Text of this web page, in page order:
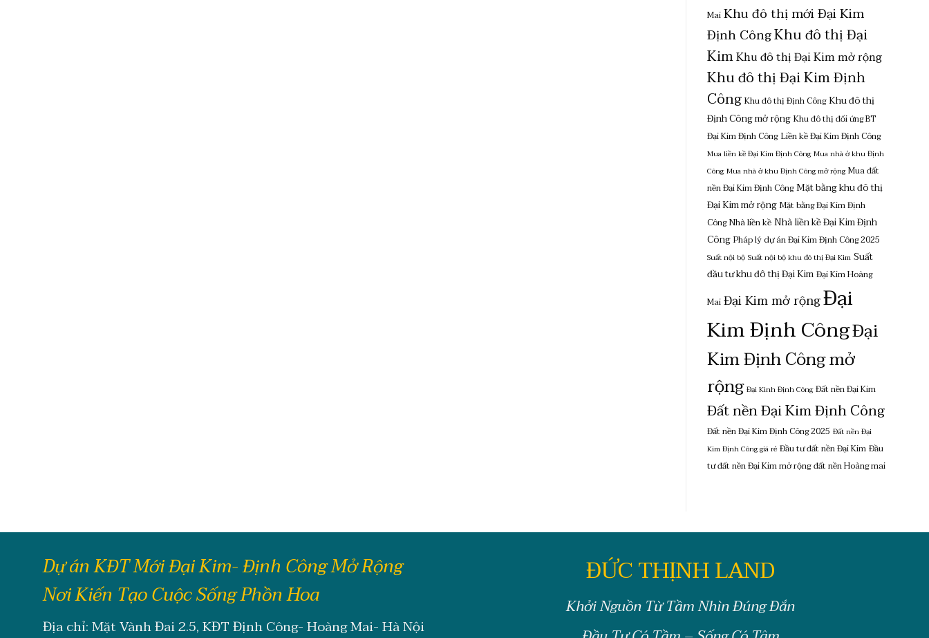
MaiKhu đô thị mới Đại Kim
Định CôngKhu đô thị Đại
KimKhu đô thị Đại Kim mở rộng
Khu đô thị Đại Kim Định
CôngKhu đô thị Định CôngKhu đô thị
Định Công mở rộngKhu đô thị đối ứng BT
Đại Kim Định Công Liền kề Đại Kim Định Công
Mua liền kề Đại Kim Định Công Mua nhà ở khu Định
Công Mua nhà ở khu Định Công mở rộng Mua đất
nền Đại Kim Định CôngMặt bằng khu đô thị
Đại Kim mở rộngMặt bằng Đại Kim Định
CôngNhà liền kềNhà liền kề Đại Kim Định
CôngPháp lý dự án Đại Kim Định Công 2025
Suất nội bộ Suất nội bộ khu đô thị Đại Kim Suất
đầu tư khu đô thị Đại KimĐại Kim Hoàng
MaiĐại Kim mở rộngĐại
Kim Định CôngĐại
Kim Định Công mở
rộng Đại Kinh Định Công Đất nền Đại Kim
Đất nền Đại Kim Định Công
Đất nền Đại Kim Định Công 2025 Đất nền Đại
Kim Định Công giá rẻ Đầu tư đất nền Đại KimĐầu
tư đất nền Đại Kim mở rộngđất nền Hoàng mai
Dự án KĐT Mới Đại Kim- Định Công Mở Rộng
Nơi Kiến Tạo Cuộc Sống Phồn Hoa
Địa chỉ: Mặt Vành Đai 2.5, KĐT Định Công- Hoàng Mai- Hà Nội
ĐỨC THỊNH LAND
Khởi Nguồn Từ Tầm Nhìn Đúng Đắn